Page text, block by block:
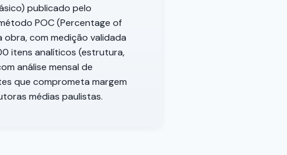
publicado pelo
POC (Percentage of
com medição validada
itens analíticos (estrutura,
análise mensal de
que comprometa margem
médias paulistas.